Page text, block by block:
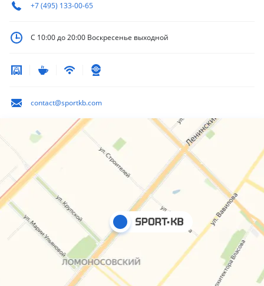
+7 (495) 133-00-65
С 10:00 до 20:00 Воскресенье выходной
contact@sportkb.com